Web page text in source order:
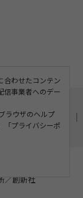
お問い合わせ
／ 創新社
合わせたコンテン
信事業者へのデー
ラウザのヘルプ
「プライバシーポ